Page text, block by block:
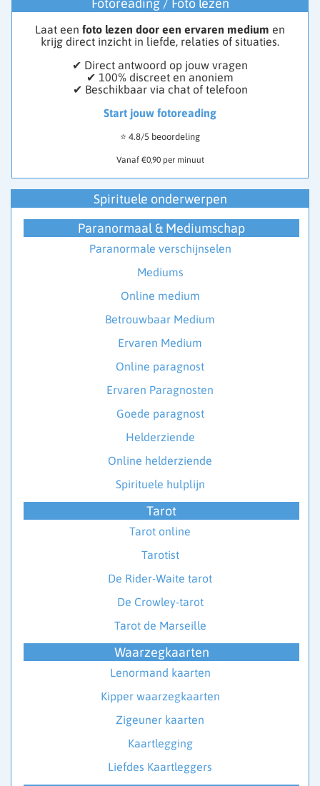
Fotoreading / Foto lezen
Laat een foto lezen door een ervaren medium en
krijg direct inzicht in liefde, relaties of situaties.
✔ Direct antwoord op jouw vragen
✔ 100% discreet en anoniem
✔ Beschikbaar via chat of telefoon
Start jouw fotoreading
⭐ 4.8/5 beoordeling
Vanaf €0,90 per minuut
Spirituele onderwerpen
Paranormaal & Mediumschap
Paranormale verschijnselen
Mediums
Online medium
Betrouwbaar Medium
Ervaren Medium
Online paragnost
Ervaren Paragnosten
Goede paragnost
Helderziende
Online helderziende
Spirituele hulplijn
Tarot
Tarot online
Tarotist
De Rider-Waite tarot
De Crowley-tarot
Tarot de Marseille
Waarzegkaarten
Lenormand kaarten
Kipper waarzegkaarten
Zigeuner kaarten
Kaartlegging
Liefdes Kaartleggers